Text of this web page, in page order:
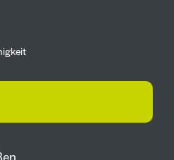
im
der Offenen